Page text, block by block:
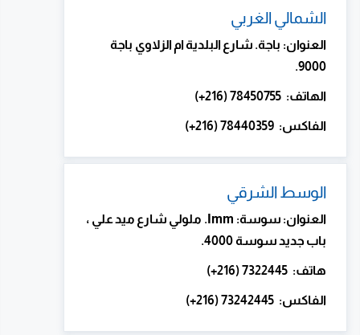
الشمالي الغربي
العنوان: باجة. شارع البلدية ام الزلاوي باجة
9000.
الهاتف: 78450755 (216+)
الفاكس: 78440359 (216+)
الوسط الشرقي
العنوان: سوسة: Imm. ملولي شارع ميد علي ،
باب جديد سوسة 4000.
هاتف: 7322445 (216+)
الفاكس: 73242445 (216+)